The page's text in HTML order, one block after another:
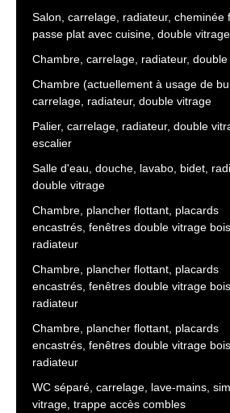
Salon, carrelage, radiateur, cheminée
passe plat avec cuisine, double vitrage
Chambre, carrelage, radiateur,
Chambre (actuellement à usage de
carrelage, radiateur, double vitrage
Palier, carrelage, radiateur, double
escalier
Salle d'eau, douche, lavabo, bidet,
double vitrage
Chambre, plancher flottant, placards
encastrés, fenêtres double vitrage
radiateur
Chambre, plancher flottant, placards
encastrés, fenêtres double vitrage
radiateur
Chambre, plancher flottant, placards
encastrés, fenêtres double vitrage
radiateur
WC séparé, carrelage, lave-mains,
vitrage, trappe accès combles